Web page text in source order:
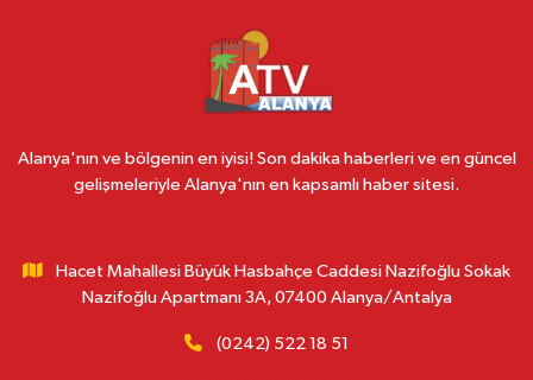
Alanya'nın ve bölgenin en iyisi! Son dakika haberleri ve en güncel
gelişmeleriyle Alanya'nın en kapsamlı haber sitesi.
Hacet Mahallesi Büyük Hasbahçe Caddesi Nazifoğlu Sokak
Nazifoğlu Apartmanı 3A, 07400 Alanya/Antalya
(0242) 522 18 51